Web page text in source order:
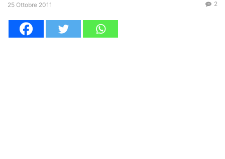
25 Ottobre 2011 2